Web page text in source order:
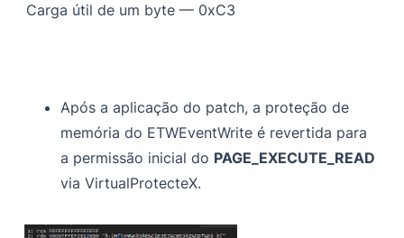
Carga útil de um byte — 0xC3
Após a aplicação do patch, a proteção de
memória do ETWEventWrite é revertida para
a permissão inicial do PAGE_EXECUTE_READ
via VirtualProtecteX.